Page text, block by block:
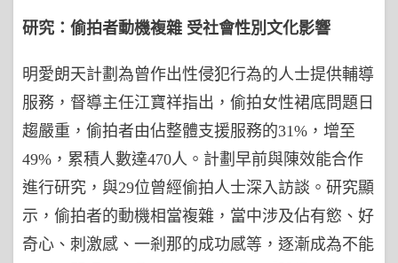
研究：偷拍者動機複雜 受社會性別文化影響
明愛朗天計劃為曾作出性侵犯行為的人士提供輔導
服務，督導主任江寶祥指出，偷拍女性裙底問題日
趨嚴重，偷拍者由佔整體支援服務的31%，增至
49%，累積人數達470人。計劃早前與陳效能合作
進行研究，與29位曾經偷拍人士深入訪談。研究顯
示，偷拍者的動機相當複雜，當中涉及佔有慾、好
奇心、刺激感、一剎那的成功感等，逐漸成為不能